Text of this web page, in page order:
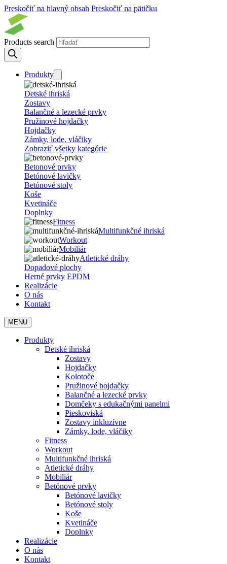
Preskočiť na hlavný obsah Preskočiť na pätičku
Products search
Produkty
Detské ihriská
Zostavy
Balančné a lezecké prvky
Pružinové hojdačky
Hojdačky
Zámky, lode, vláčiky
Zobraziť všetky kategórie
Betonové prvky
Betónové lavičky
Betónové stoly
Koše
Kvetináče
Doplnky
Fitness
Multifunkčné ihriská
Workout
Mobiliár
Atletické dráhy
Dopadové plochy
Herné prvky EPDM
Realizácie
O nás
Kontakt
MENU
Produkty
Detské ihriská
Zostavy
Hojdačky
Kolotoče
Pružinové hojdačky
Balančné a lezecké prvky
Domčeky s edukačnými panelmi
Pieskoviská
Zostavy inkluzívne
Zámky, lode, vláčiky
Fitness
Workout
Multifunkčné ihriská
Atletické dráhy
Mobiliár
Betónové prvky
Betónové lavičky
Betónové stoly
Koše
Kvetináče
Doplnky
Realizácie
O nás
Kontakt